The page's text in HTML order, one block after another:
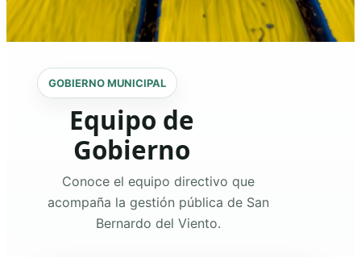
GOBIERNO MUNICIPAL
Equipo de
Gobierno
Conoce el equipo directivo que
acompaña la gestión pública de San
Bernardo del Viento.